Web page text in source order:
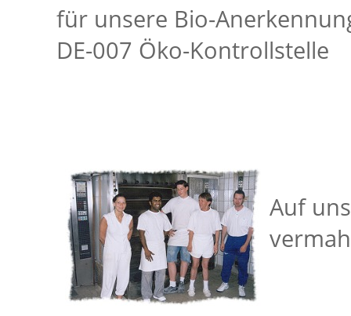
für unsere Bio-
DE-007 Öko-Kontrollstelle
Auf